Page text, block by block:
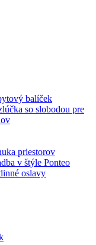
balíček
so slobodou pre
priestorov
v štýle Ponteo
oslavy